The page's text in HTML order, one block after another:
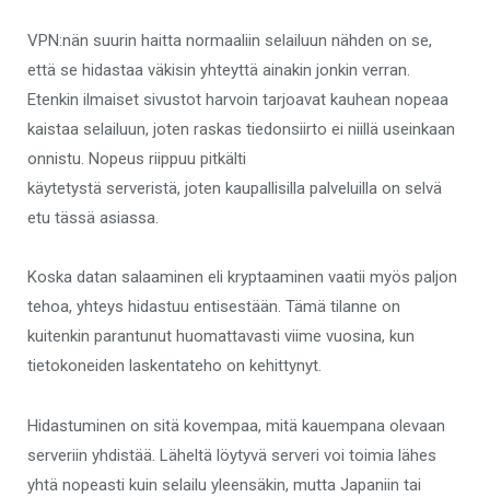
VPN:nän suurin haitta normaaliin selailuun nähden on se,
että se hidastaa väkisin yhteyttä ainakin jonkin verran.
Etenkin ilmaiset sivustot harvoin tarjoavat kauhean nopeaa
kaistaa selailuun, joten raskas tiedonsiirto ei niillä useinkaan
onnistu. Nopeus riippuu pitkälti
käytetystä serveristä, joten kaupallisilla palveluilla on selvä
etu tässä asiassa.
Koska datan salaaminen eli kryptaaminen vaatii myös paljon
tehoa, yhteys hidastuu entisestään. Tämä tilanne on
kuitenkin parantunut huomattavasti viime vuosina, kun
tietokoneiden laskentateho on kehittynyt.
Hidastuminen on sitä kovempaa, mitä kauempana olevaan
serveriin yhdistää. Läheltä löytyvä serveri voi toimia lähes
yhtä nopeasti kuin selailu yleensäkin, mutta Japaniin tai